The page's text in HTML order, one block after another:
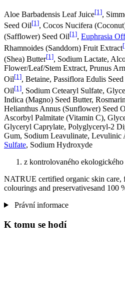
Aloe Barbadensis Leaf Juice[1],
Seed Oil[1], Cocos Nucifera
(Safflower) Seed Oil[1], Euphrasia
Rhamnoides (Sanddorn) Fruit Extract
(Shea) Butter[1], Sodium Lactate,
Flower/Leaf/Stem Extract, Prunus
Oil[1], Betaine, Passiflora Edulis
Oil[1], Sodium Cetearyl Sulfate,
Indica (Magno) Seed Butter,
Helianthus Annus (Sunflower) Seed
Ascorbyl Palmitate (Vitamin C),
Glyceryl Caprylate, Polyglyceryl-2
Gum, Sodium Leavulinate,
Sulfate, Sodium Hydroxyde
z kontrolovaného ekologického
NATRUE certified organic skin care,
colourings and preservativesand 100
Právní informace
K tomu se hodí